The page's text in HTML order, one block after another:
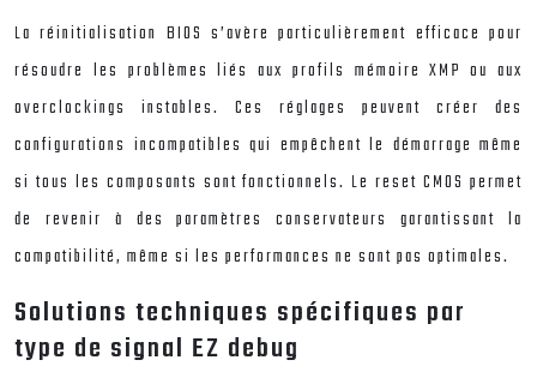
La réinitialisation BIOS s’avère particulièrement efficace pour
résoudre les problèmes liés aux profils mémoire XMP ou aux
overclockings instables. Ces réglages peuvent créer des
configurations incompatibles qui empêchent le démarrage même
si tous les composants sont fonctionnels. Le reset CMOS permet
de revenir à des paramètres conservateurs garantissant la
compatibilité, même si les performances ne sont pas optimales.
Solutions techniques spécifiques par
type de signal EZ debug